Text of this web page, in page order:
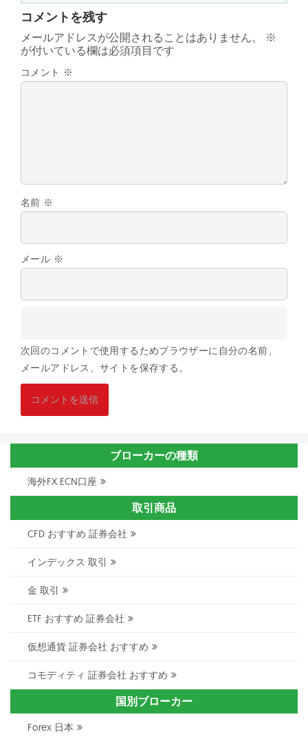
コメントを残す
メールアドレスが公開されることはありません。
※
が付いている欄は必須項目です
コメント ※
名前 ※
メール ※
次回のコメントで使用するためブラウザーに自分の名前、
メールアドレス、サイトを保存する。
ブローカーの種類
海外FX ECN口座
取引商品
CFD おすすめ 証券会社
インデックス 取引
金 取引
ETF おすすめ 証券会社
仮想通貨 証券会社 おすすめ
コモディティ 証券会社 おすすめ
国別ブローカー
Forex 日本